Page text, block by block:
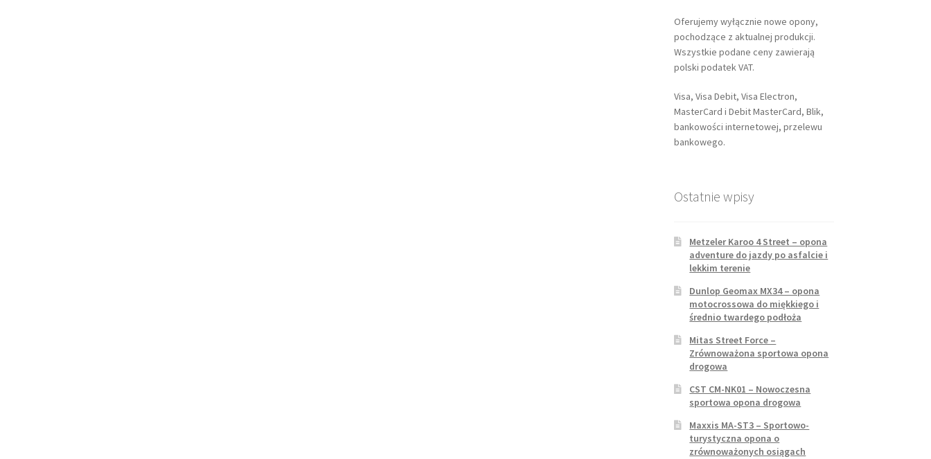
Oferujemy wyłącznie nowe opony,
pochodzące z aktualnej produkcji.
Wszystkie podane ceny zawierają
polski podatek VAT.
Visa, Visa Debit, Visa Electron,
MasterCard i Debit MasterCard, Blik,
bankowości internetowej, przelewu
bankowego.
Ostatnie wpisy
Metzeler Karoo 4 Street – opona
adventure do jazdy po asfalcie i
lekkim terenie
Dunlop Geomax MX34 – opona
motocrossowa do miękkiego i
średnio twardego podłoża
Mitas Street Force –
Zrównoważona sportowa opona
drogowa
CST CM-NK01 – Nowoczesna
sportowa opona drogowa
Maxxis MA-ST3 – Sportowo-
turystyczna opona o
zrównoważonych osiągach